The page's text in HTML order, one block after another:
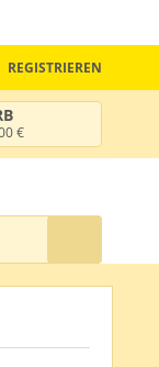
REGISTRIEREN
€